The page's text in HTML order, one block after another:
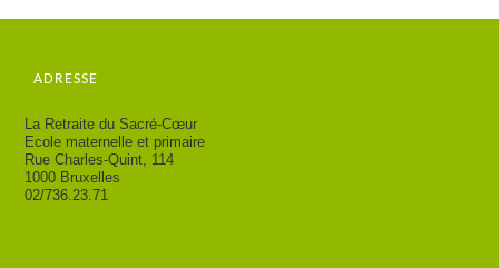
ADRESSE
La Retraite du Sacré-Cœur
Ecole maternelle et primaire
Rue Charles-Quint, 114
1000 Bruxelles
02/736.23.71